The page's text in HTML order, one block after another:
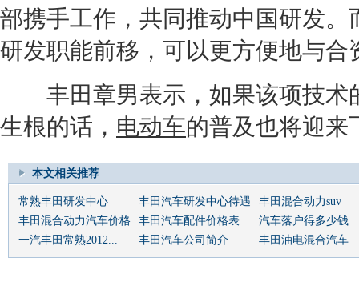
部携手工作，共同推动中国研发
研发职能前移，可以更方便地与
丰田章男表示，如果该项技
生根的话， 电动车的普及也将迎来
本文相关推荐
常熟丰田研发中心 丰田汽车研发中心待遇
丰田混合动力suv
丰田混合动力汽车价格
丰田汽车配件价格表
汽车落户得多少钱
一汽丰田常熟2012...
丰田汽车公司简介 丰田油电混合汽车